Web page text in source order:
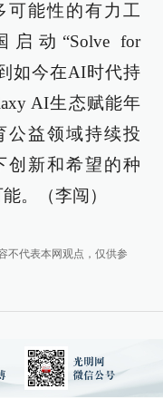
可能性的有力工
动“Solve for
如今在AI时代持
AI生态赋能年
公益领域持续投
创新和希望的种
。（李闯）
不代表本网观点，仅供参